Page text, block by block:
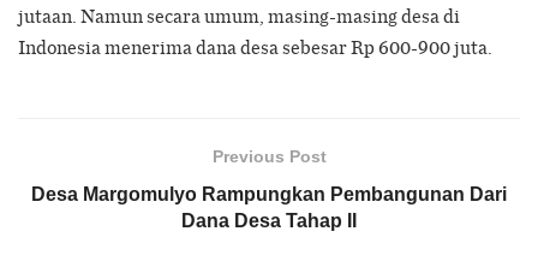
jutaan. Namun secara umum, masing-masing desa di
Indonesia menerima dana desa sebesar Rp 600-900 juta.
Previous Post
Desa Margomulyo Rampungkan Pembangunan Dari
Dana Desa Tahap II